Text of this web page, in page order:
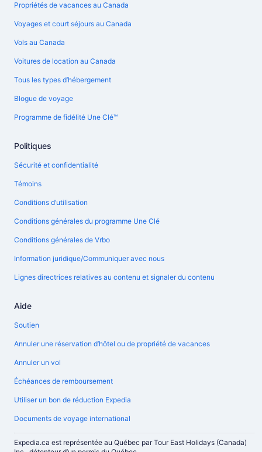
Propriétés de vacances au Canada
Voyages et court séjours au Canada
Vols au Canada
Voitures de location au Canada
Tous les types d’hébergement
Blogue de voyage
Programme de fidélité Une Clé™
Politiques
Sécurité et confidentialité
Témoins
Conditions d’utilisation
Conditions générales du programme Une Clé
Conditions générales de Vrbo
Information juridique/Communiquer avec nous
Lignes directrices relatives au contenu et signaler du contenu
Aide
Soutien
Annuler une réservation d’hôtel ou de propriété de vacances
Annuler un vol
Échéances de remboursement
Utiliser un bon de réduction Expedia
Documents de voyage international
Expedia.ca est représentée au Québec par Tour East Holidays (Canada)